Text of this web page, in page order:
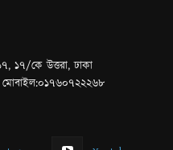
১৭/কে উত্তরা, ঢাকা
মোবাইল:০১৭৬০৭২২২৬৮